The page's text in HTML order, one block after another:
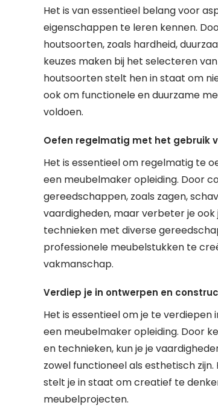
Het is van essentieel belang voor
eigenschappen te leren kennen.
houtsoorten, zoals hardheid,
keuzes maken bij het selecteren
houtsoorten stelt hen in staat om
ook om functionele en duurzame
voldoen.
Oefen regelmatig met het gebruik
Het is essentieel om regelmatig te
een meubelmaker opleiding. Door
gereedschappen, zoals zagen,
vaardigheden, maar verbeter je
technieken met diverse
professionele meubelstukken te
vakmanschap.
Verdiep je in ontwerpen en
Het is essentieel om je te
een meubelmaker opleiding. Door
en technieken, kun je je
zowel functioneel als esthetisch
stelt je in staat om creatief te
meubelprojecten.